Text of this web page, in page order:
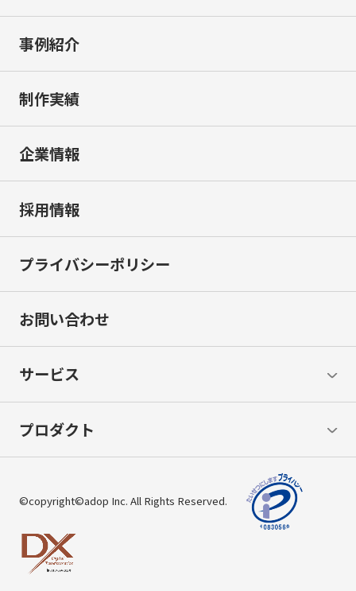
事例紹介
制作実績
企業情報
採用情報
プライバシーポリシー
お問い合わせ
サービス
プロダクト
©copyright©adop Inc. All Rights Reserved.